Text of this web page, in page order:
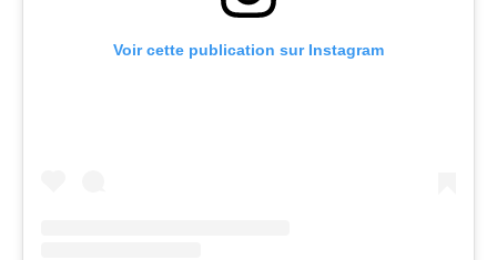
Voir cette publication sur Instagram